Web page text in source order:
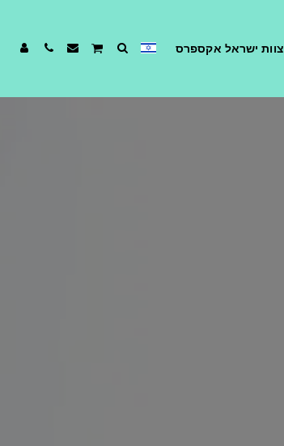
צוות ישראל אקספרס